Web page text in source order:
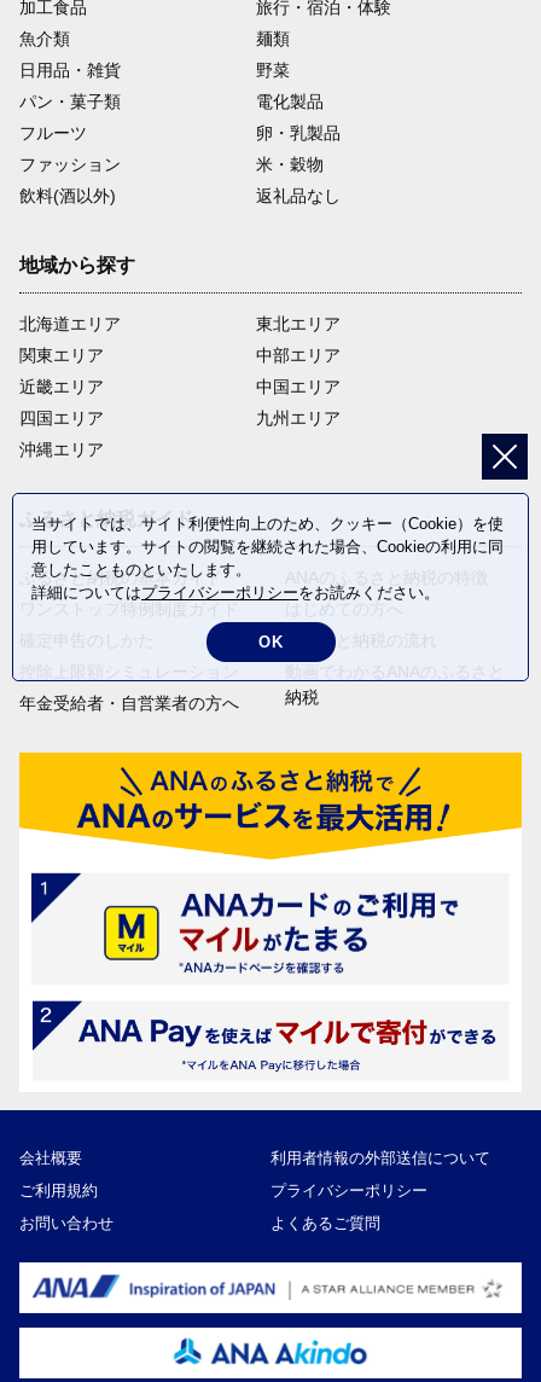
加工食品
旅行・宿泊・体験
魚介類
麺類
日用品・雑貨
野菜
パン・菓子類
電化製品
フルーツ
卵・乳製品
ファッション
米・穀物
飲料(酒以外)
返礼品なし
地域から探す
北海道エリア
関東エリア
近畿エリア
四国エリア
沖縄エリア
東北エリア
中部エリア
中国エリア
九州エリア
ふるさと納税ガイド
ふるさと納税の基本ガイド
年金受給者・自営業者の方へ
ふるさと納税の流れ
納税
会社概要
利用者情報の外部送信について
ご利用規約
プライバシーポリシー
お問い合わせ
よくあるご質問
当サイトでは、サイト利便性向上のため、クッキー（Cookie）を使
用しています。サイトの閲覧を継続された場合、Cookieの利用に同
意したことものといたします。
詳細についてはプライバシーポリシーをお読みください。
OK